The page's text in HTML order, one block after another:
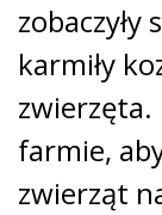
karmiły
zwierzęta.
farmie,
zwierząt